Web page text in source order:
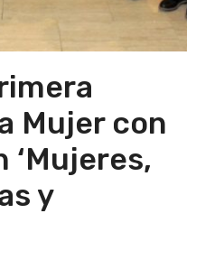
Mujer con
‘Mujeres,
y